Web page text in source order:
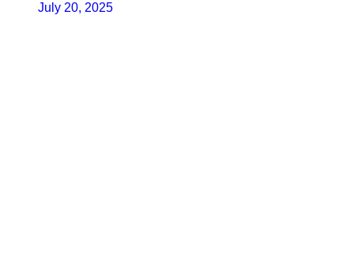
July 20, 2025